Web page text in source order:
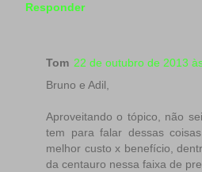
Responder
Tom 22 de outubro de 2013
Bruno e Adil,
Aproveitando o tópico, não
tem para falar dessas
melhor custo x benefício,
da centauro nessa faixa de